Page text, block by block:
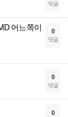
댓글
어느쪽이
0
댓글
0
댓글
0